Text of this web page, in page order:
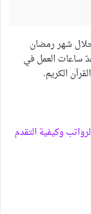
خلال شهر رمضان
ساعات العمل في
الكريم.
وكيفية التقدم